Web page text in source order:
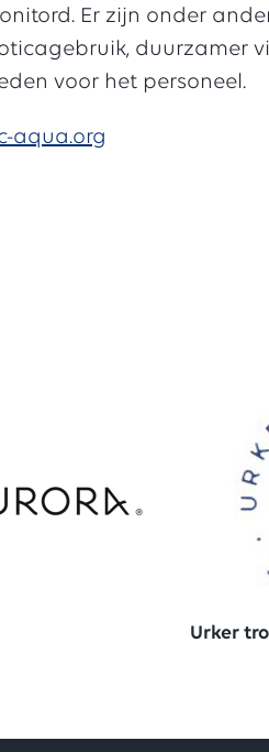
Er zijn onder
duurzamer
voor het personeel.
aqua.org
Urker